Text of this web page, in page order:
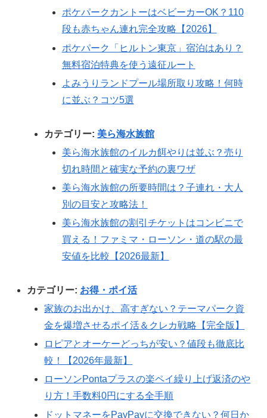
ポケパークカントーはベビーカーOK？110
段も赤ちゃん連れ完全攻略【2026】
ポケパーク「ヒルトン東京」宿泊はあり？
無料宿泊特典を使う遠征ルート
よみうりランドプール場所取り攻略！何時
に並ぶ？コツ5選
カテゴリー: 美ら海水族館
美ら海水族館のイルカ餌やりは並ぶ？売り
切れ時間と確実な予約の裏ワザ
美ら海水族館の所要時間は？子連れ・大人
別の目安と攻略法！
美ら海水族館の割引チケットはコンビニで
買える！ファミマ・ローソン・道の駅の最
安値を比較【2026最新】
カテゴリー: お得・ポイ活
家族のお出かけ、高すぎない？テーマパーク資
金を爆増させるポイ活＆クレカ戦略【完全版】
ロピアとオーケーどっちが安い？値段も徹底比
較！【2026年最新】
ローソンPontaプラスの楽ペイ繰り上げ返済のや
り方！手数料0円にする全手順
ドットマネーをPayPayに交換できない？何日か